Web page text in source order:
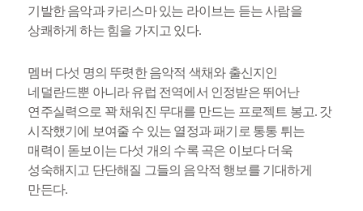
기발한 음악과 카리스마 있는 라이브는 듣는 사람을
상쾌하게 하는 힘을 가지고 있다.
멤버 다섯 명의 뚜렷한 음악적 색채와 출신지인
네덜란드뿐 아니라 유럽 전역에서 인정받은 뛰어난
연주실력으로 꽉 채워진 무대를 만드는 프로젝트 봉고. 갓
시작했기에 보여줄 수 있는 열정과 패기로 통통 튀는
매력이 돋보이는 다섯 개의 수록 곡은 이보다 더욱
성숙해지고 단단해질 그들의 음악적 행보를 기대하게
만든다.